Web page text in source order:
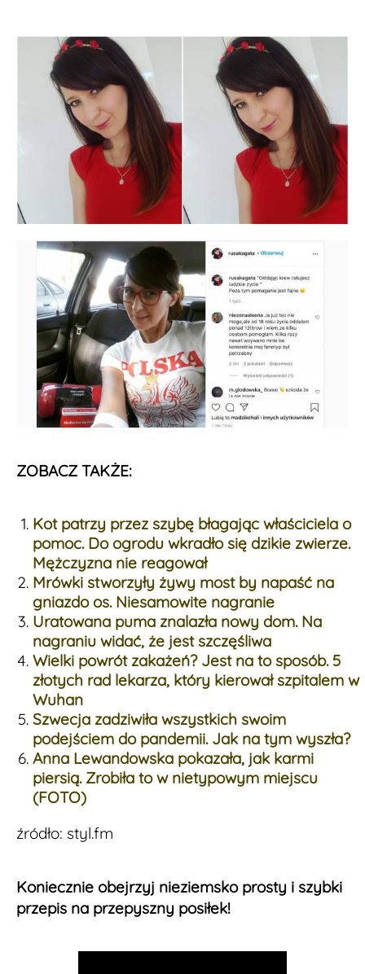
ZOBACZ TAKŻE:
Kot patrzy przez szybę błagając właściciela o
pomoc. Do ogrodu wkradło się dzikie zwierze.
Mężczyzna nie reagował
Mrówki stworzyły żywy most by napaść na
gniazdo os. Niesamowite nagranie
Uratowana puma znalazła nowy dom. Na
nagraniu widać, że jest szczęśliwa
Wielki powrót zakażeń? Jest na to sposób. 5
złotych rad lekarza, który kierował szpitalem w
Wuhan
Szwecja zadziwiła wszystkich swoim
podejściem do pandemii. Jak na tym wyszła?
Anna Lewandowska pokazała, jak karmi
piersią. Zrobiła to w nietypowym miejscu
(FOTO)
źródło: styl.fm
Koniecznie obejrzyj nieziemsko prosty i szybki
przepis na przepyszny posiłek!